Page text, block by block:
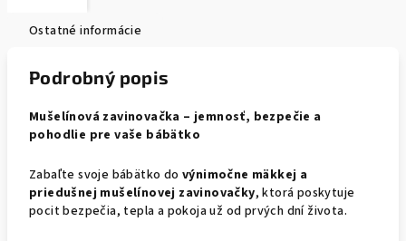
Ostatné informácie
Podrobný popis
Mušelínová zavinovačka – jemnosť, bezpečie a
pohodlie pre vaše bábätko
Zabaľte svoje bábätko do výnimočne mäkkej a
priedušnej mušelínovej zavinovačky, ktorá poskytuje
pocit bezpečia, tepla a pokoja už od prvých dní života.